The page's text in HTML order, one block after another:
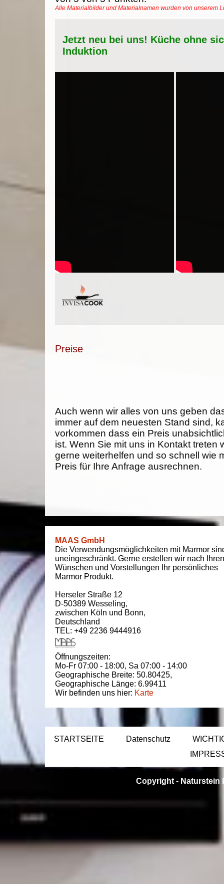
Alle Materialbilder und Materialnamen wurden von unserem
Jetzt neu bei uns! Küche ohne
Induktion
Preise
Auch wenn wir alles von uns geben
immer auf dem neuesten Stand sind,
vorkommen dass ein Preis
ist. Wenn Sie mit uns in Kontakt treten
gerne weiterhelfen und so schnell wie
Preis für Ihre Anfrage ausrechnen.
MAAS GmbH
Die Verwendungsmöglichkeiten mit Marmor
uneingeschränkt. Gerne erstellen wir nach Ihren
Wünschen und Vorstellungen Ihr persönliches
Marmor Produkt.
Herseler Straße 12
D-50389 Wesseling,
zwischen Köln und Bonn,
Deutschland
TEL: +49 2236 9444916
Öffnungszeiten:
Mo-Fr 07:00 - 18:00, Sa 07:00 - 14:00
Geographische Breite: 50.80425,
Geographische Länge: 6.99411
Wir befinden uns hier: Karte
STARTSEITE Datenschutz
Copyright - Naturstein